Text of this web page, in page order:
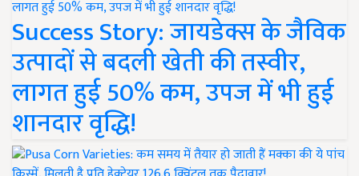
Success Story: जायडेक्स के जैविक
उत्पादों से बदली खेती की तस्वीर,
लागत हुई 50% कम, उपज में भी हुई
शानदार वृद्धि!